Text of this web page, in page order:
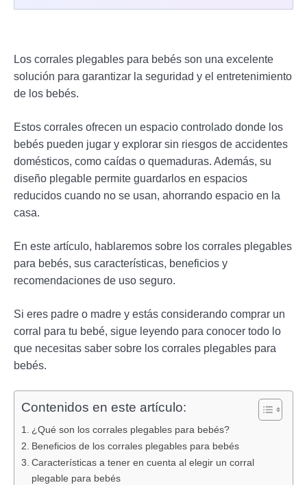
Los corrales plegables para bebés son una excelente
solución para garantizar la seguridad y el entretenimiento
de los bebés.
Estos corrales ofrecen un espacio controlado donde los
bebés pueden jugar y explorar sin riesgos de accidentes
domésticos, como caídas o quemaduras. Además, su
diseño plegable permite guardarlos en espacios
reducidos cuando no se usan, ahorrando espacio en la
casa.
En este artículo, hablaremos sobre los corrales plegables
para bebés, sus características, beneficios y
recomendaciones de uso seguro.
Si eres padre o madre y estás considerando comprar un
corral para tu bebé, sigue leyendo para conocer todo lo
que necesitas saber sobre los corrales plegables para
bebés.
Contenidos en este artículo:
¿Qué son los corrales plegables para bebés?
Beneficios de los corrales plegables para bebés
Características a tener en cuenta al elegir un corral
plegable para bebés